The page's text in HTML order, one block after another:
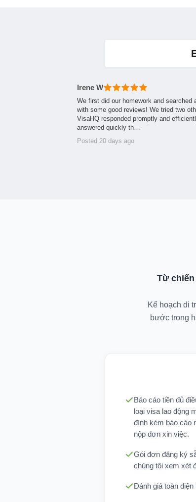
Irene W
We first did our homework and searched
with some good reviews! We tried two
VisaHQ responded promptly and
answered quickly th…
Posted 20 days ago
Từ
Kế hoạch di
bước trong
Báo cáo tiền đủ
loại visa lao động
đính kèm báo cáo
nộp đơn xin việc.
Gói đơn đăng ký
chúng tôi xem xét
Đánh giá toàn